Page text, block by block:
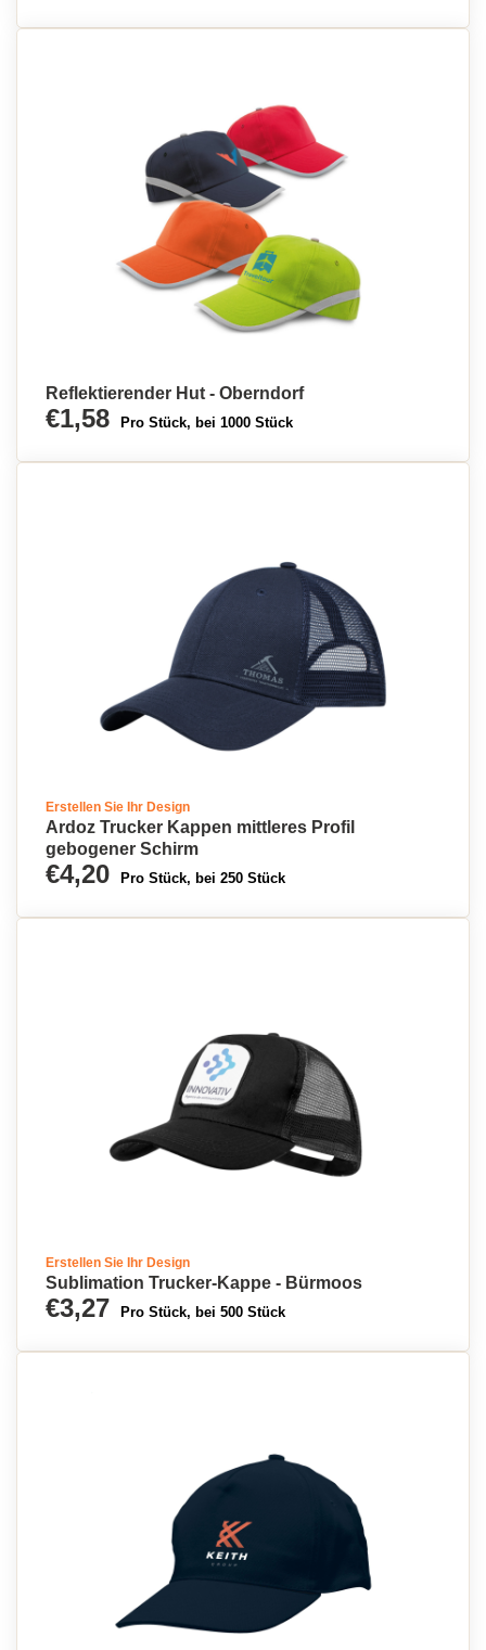
Reflektierender Hut - Oberndorf
€1,58 Pro Stück, bei 1000 Stück
Erstellen Sie Ihr Design
Ardoz Trucker Kappen mittleres Profil
gebogener Schirm
€4,20 Pro Stück, bei 250 Stück
Erstellen Sie Ihr Design
Sublimation Trucker-Kappe - Bürmoos
€3,27 Pro Stück, bei 500 Stück